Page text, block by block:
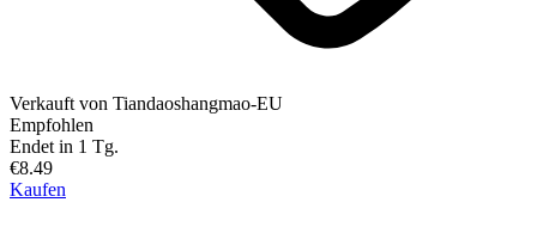
Verkauft von Tiandaoshangmao-EU
Empfohlen
Endet in 1 Tg.
€8.49
Kaufen